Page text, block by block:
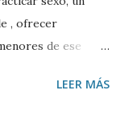
, ofrecer
de ese
LEER MÁS